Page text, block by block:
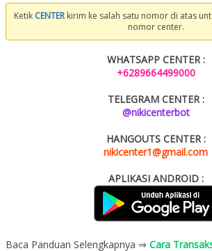
Ketik CENTER kirim ke salah satu nomor di atas
nomor center.
WHATSAPP CENTER :
+6289664499000
TELEGRAM CENTER :
@nikicenterbot
HANGOUTS CENTER :
nikicenter1@gmail.com
APLIKASI ANDROID :
Baca Panduan Selengkapnya ⇒ Cara